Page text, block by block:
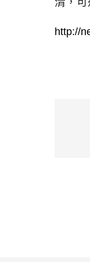
http://